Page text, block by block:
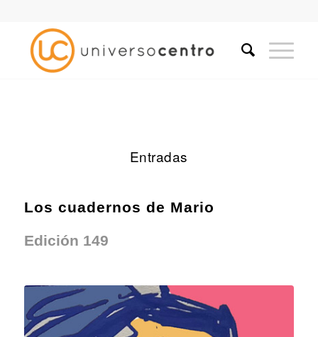
Entradas
Los cuadernos de Mario
Edición 149